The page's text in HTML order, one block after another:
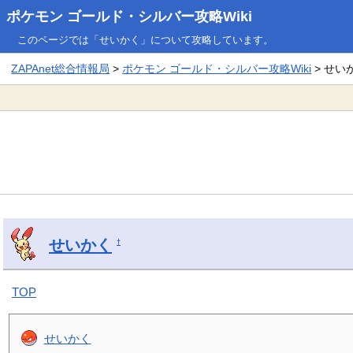
ポケモン ゴールド・シルバー攻略Wiki
このページでは「せいかく」について攻略しています。
ZAPAnet総合情報局 >ポケモン ゴールド・シルバー攻略Wiki > せい
せいかく †
TOP
せいかく